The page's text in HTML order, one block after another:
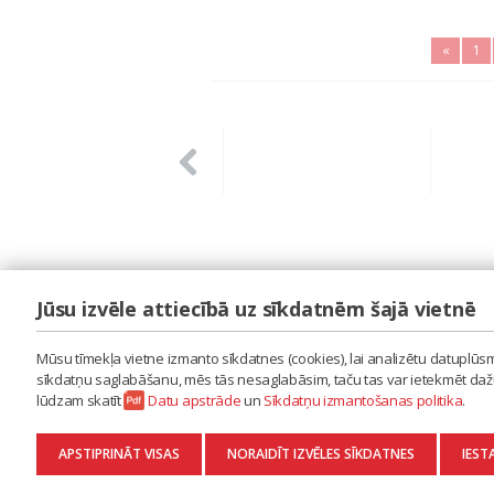
« 1
LAIPA
ES RADU MŪZIKU
AKTUALITĀTES
KONTAKTI
SĪKDATŅU IZMANTOŠANAS POLITIKA
DATU APSTRĀDE
Jūsu izvēle attiecībā uz sīkdatnēm šajā vietnē
Mūsu tīmekļa vietne izmanto sīkdatnes (cookies), lai analizētu
sīkdatņu saglabāšanu, mēs tās nesaglabāsim, taču tas var ietekmēt
lūdzam skatīt
Datu apstrādeun Sīkdatņu izmantošanas politika.
APSTIPRINĀT VISAS NORAIDĪT IZVĒLES SĪKDATNES